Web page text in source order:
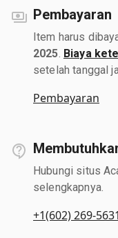
Pembayaran
Item harus
2025 Biaya
setelah tanggal
Pembayaran
Hubungi situs
selengkapnya.
+1(602) 269-5631